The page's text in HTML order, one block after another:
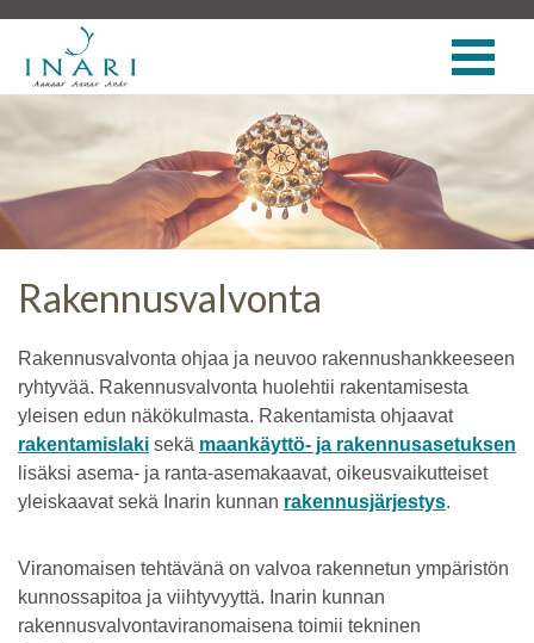
Rakennusvalvonta
Rakennusvalvonta ohjaa ja neuvoo rakennushankkeeseen
ryhtyvää. Rakennusvalvonta huolehtii rakentamisesta
yleisen edun näkökulmasta. Rakentamista ohjaavat
rakentamislaki sekä maankäyttö- ja rakennusasetuksen
lisäksi asema- ja ranta-asemakaavat, oikeusvaikutteiset
yleiskaavat sekä Inarin kunnan rakennusjärjestys.
Viranomaisen tehtävänä on valvoa rakennetun ympäristön
kunnossapitoa ja viihtyvyyttä. Inarin kunnan
rakennusvalvontaviranomaisena toimii tekninen